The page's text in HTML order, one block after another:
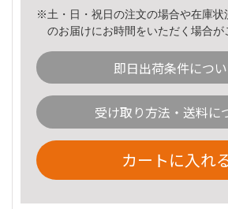
※土・日・祝日の注文の場合や在庫状
のお届けにお時間をいただく場合が
即日出荷条件につ
受け取り方法・送料に
カートに入れ